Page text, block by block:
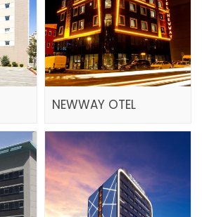
NEWWAY OTEL